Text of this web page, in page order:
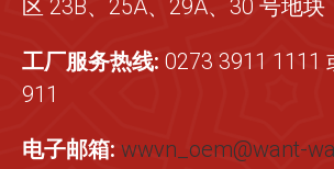
区 23B、25A、29A、30 号地块
工厂服务热线: 0273 3911 1111
911
电子邮箱: wwvn_oem@want-